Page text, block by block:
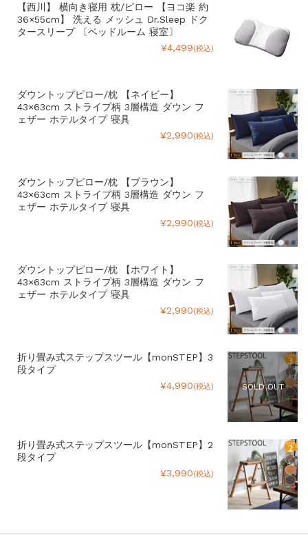
【西川】 横向き寝用 枕/ピロー 【ヨコ楽 約
36×55cm】 洗える メッシュ Dr.Sleep ドク
タースリープ 〔ベッドルーム 寝室〕
¥4,499(税込)
ダウントップピロー/枕 【ネイビー】
43×63cm ストライプ柄 3層構造 ダウン フ
ェザー ホテルタイプ 寝具
¥2,990(税込)
ダウントップピロー/枕 【ブラウン】
43×63cm ストライプ柄 3層構造 ダウン フ
ェザー ホテルタイプ 寝具
¥2,990(税込)
ダウントップピロー/枕 【ホワイト】
43×63cm ストライプ柄 3層構造 ダウン フ
ェザー ホテルタイプ 寝具
¥2,990(税込)
SOLD OUT
折り畳み式ステップスツール【monSTEP】3
段タイプ
¥4,990(税込)
折り畳み式ステップスツール【monSTEP】2
段タイプ
¥3,990(税込)